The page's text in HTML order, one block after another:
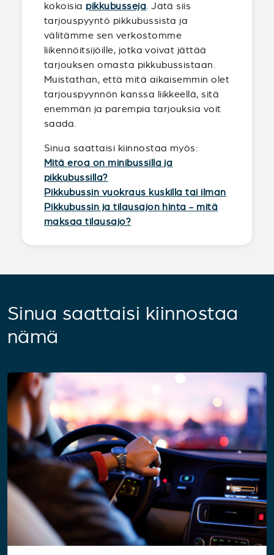
kokoisia pikkubusseja . Jätä siis
tarjouspyyntö pikkubussista ja
välitämme sen verkostomme
liikennöitsijöille, jotka voivat jättää
tarjouksen omasta pikkubussistaan.
Muistathan, että mitä aikaisemmin olet
tarjouspyynnön kanssa liikkeellä, sitä
enemmän ja parempia tarjouksia voit
saada.
Sinua saattaisi kiinnostaa myös:
Mitä eroa on minibussilla ja
pikkubussilla?
Pikkubussin vuokraus kuskilla tai ilman
Pikkubussin ja tilausajon hinta - mitä
maksaa tilausajo?
Sinua saattaisi kiinnostaa
nämä